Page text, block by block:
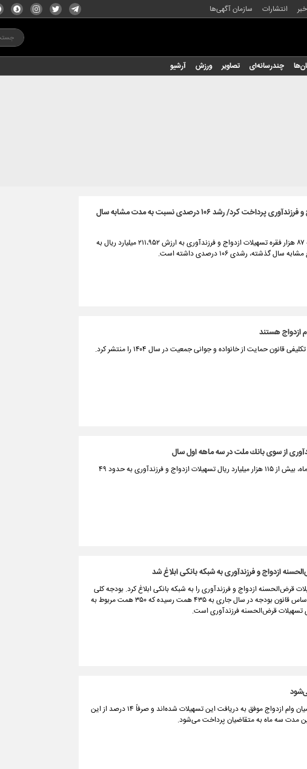
انتشارات سازمان آگهی‌ها
چندرسانه‌ای تصاویر ورزش آرشیو
بانك ملت بیش از ۲۱ همت تسهیلات ازدواج و فرزندآوری پرداخت كرد/ رشد ۱۰۶ درصدی نسبت به مدت مشابه سال
بانک ملت، تا پایان تیرماه سال جاری نزدیک به ۸۷ هزار فقره تسهیلات ازدواج و فرزندآوری به ارزش ۲۱۱،۹۵۲ میلیارد ریال به
رشدی ۱۰۶ درصدی داشته است.
حمایت از خانواده و جوانی جمعیت در سال ۱۴۰۴ را منتشر کرد.
بانک ملت، از ابتدای سال جاری تا پایان خردادماه، بیش از ۱۱۵ هزار میلیارد ریال تسهیلات ازدواج و فرزندآوری به حدود ۴۹
ازدواج و فرزندآوری به شبکه بانکی ابلاغ شد
قرض‌الحسنه ازدواج و فرزندآوری را به شبکه بانکی ابلاغ کرد. بودجه کلی
تسهیلات قرض‌الحسنه ازدواج و فرزندآوری بر اساس قانون بودجه در سال جاری به ۴۳۵ همت رسیده که ۳۵۰ همت مربوط به
بانک مرکزی اعلام کرد: بیش از ۸۶ درصد متقاضیان وام ازدواج موفق به دریافت این تسهیلات شده‌اند و صرفاً ۱۴ درصد از این
مدت سه ماه به متقاضیان پرداخت می‌شود.